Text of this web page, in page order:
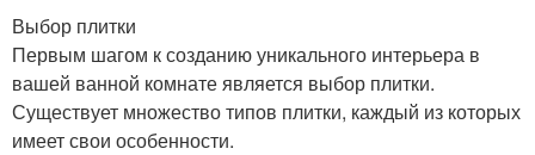
Выбор плитки
Первым шагом к созданию уникального интерьера в
вашей ванной комнате является выбор плитки.
Существует множество типов плитки, каждый из которых
имеет свои особенности.